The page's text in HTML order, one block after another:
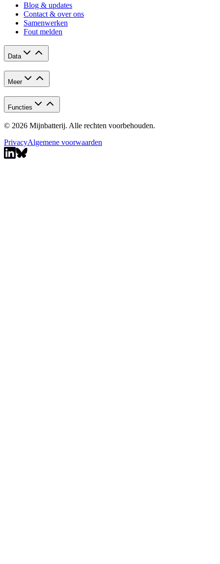
Blog & updates
Contact & over ons
Samenwerken
Fout melden
Data
Meer
Functies
© 2026 Mijnbatterij. Alle rechten voorbehouden.
PrivacyAlgemene voorwaarden